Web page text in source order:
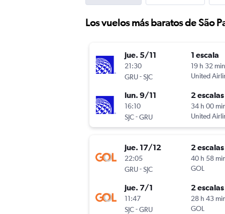
Los vuelos más baratos de São
jue. 5/11
21:30
GRU-SJC
1 escala
19 h 32 min
United
lun. 9/11
16:10
SJC-GRU
2 escalas
34 h 00
United
jue. 17/12
22:05
GRU-SJC
2 escalas
40 h 58
GOL
jue. 7/1
11:47
SJC-GRU
2 escalas
28 h 43
GOL